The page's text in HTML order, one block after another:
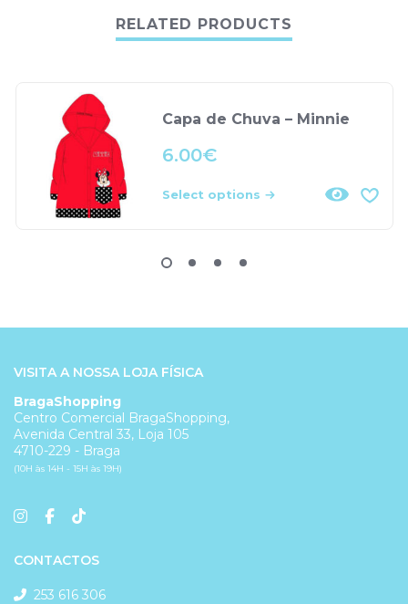
RELATED PRODUCTS
Capa de Chuva – Minnie
6.00€
Select options
VISITA A NOSSA LOJA FÍSICA
BragaShopping
Centro Comercial BragaShopping,
Avenida Central 33, Loja 105
4710-229 - Braga
(10H às 14H - 15H às 19H)
CONTACTOS
253 616 306